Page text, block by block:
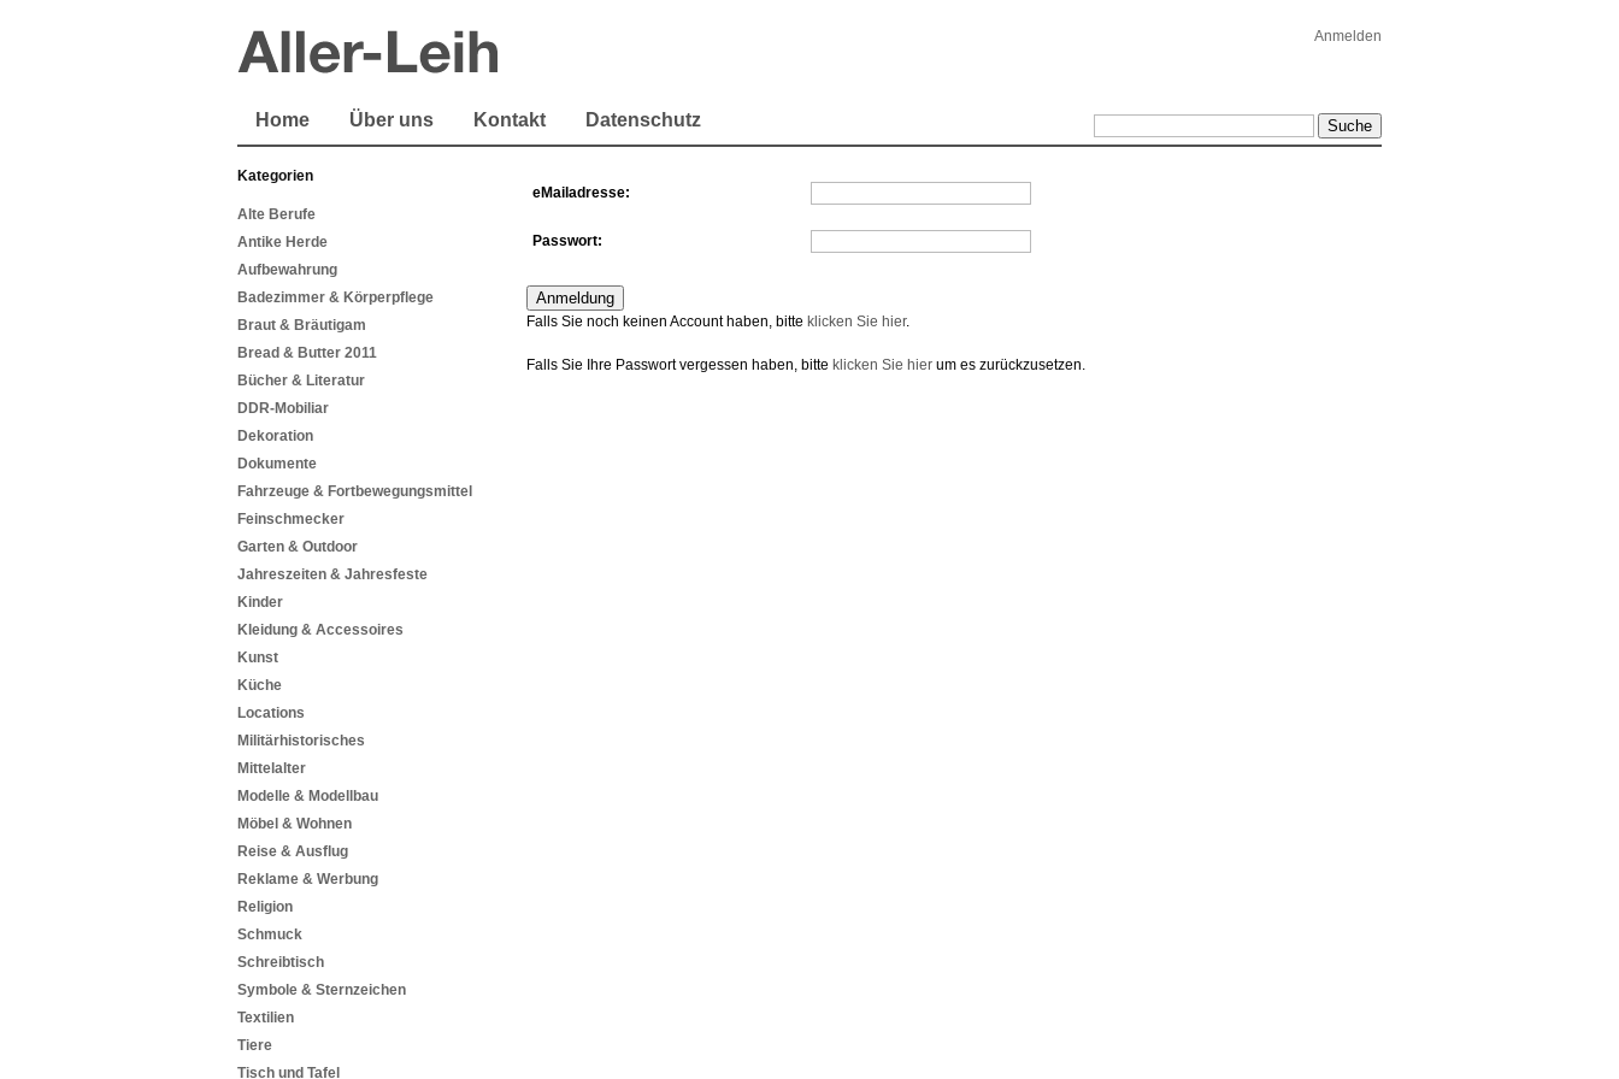
Anmelden
Home Über uns Kontakt Datenschutz
Kategorien
Alte Berufe
Antike Herde
Aufbewahrung
Badezimmer & Körperpflege
Braut & Bräutigam
Bread & Butter 2011
Bücher & Literatur
DDR-Mobiliar
Dekoration
Dokumente
Fahrzeuge & Fortbewegungsmittel
Feinschmecker
Garten & Outdoor
Jahreszeiten & Jahresfeste
Kinder
Kleidung & Accessoires
Kunst
Küche
Locations
Militärhistorisches
Mittelalter
Modelle & Modellbau
Möbel & Wohnen
Reise & Ausflug
Reklame & Werbung
Religion
Schmuck
Schreibtisch
Symbole & Sternzeichen
Textilien
Tiere
Tisch und Tafel
eMailadresse:
Passwort:
Falls Sie noch keinen Account haben, bitte klicken Sie hier.
Falls Sie Ihre Passwort vergessen haben, bitte klicken Sie hier um es zurückzusetzen.